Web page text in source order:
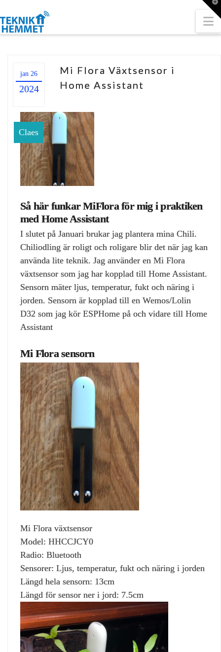
jan 26
2024
Mi Flora Växtsensor i
Home Assistant
Claes
Så här funkar MiFlora för mig i praktiken
med Home Assistant
I slutet på Januari brukar jag plantera mina Chili.
Chiliodling är roligt och roligare blir det när jag kan
använda lite teknik. Jag använder en Mi Flora
växtsensor som jag har kopplad till Home Assistant.
Sensorn mäter ljus, temperatur, fukt och näring i
jorden. Sensorn är kopplad till en Wemos/Lolin
D32 som jag kör ESPHome på och vidare till Home
Assistant
Mi Flora sensorn
Mi Flora växtsensor
Model: HHCCJCY0
Radio: Bluetooth
Sensorer: Ljus, temperatur, fukt och näring i jorden
Längd hela sensorn: 13cm
Längd för sensor ner i jord: 7.5cm